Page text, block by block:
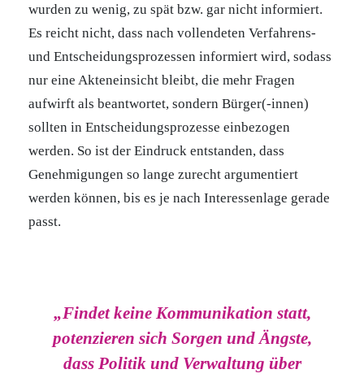
wurden zu wenig, zu spät bzw. gar nicht informiert.
Es reicht nicht, dass nach vollendeten Verfahrens-
und Entscheidungsprozessen informiert wird, sodass
nur eine Akteneinsicht bleibt, die mehr Fragen
aufwirft als beantwortet, sondern Bürger(-innen)
sollten in Entscheidungsprozesse einbezogen
werden. So ist der Eindruck entstanden, dass
Genehmigungen so lange zurecht argumentiert
werden können, bis es je nach Interessenlage gerade
passt.
„Findet keine Kommunikation statt,
potenzieren sich Sorgen und Ängste,
dass Politik und Verwaltung über